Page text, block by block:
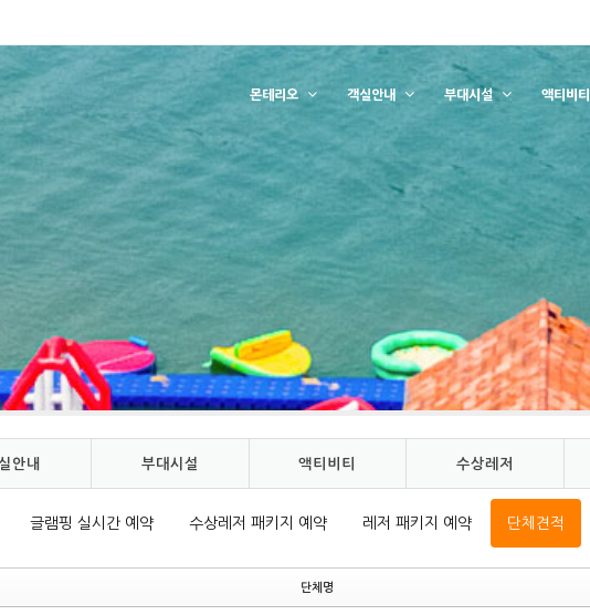
몬테리오 객실안내 부대시설 액티비티
안내 부대시설 액티비티 수상레저
글램핑 실시간 예약 수상레저 패키지 예약 레저 패키지 예약 단체견적
단체명